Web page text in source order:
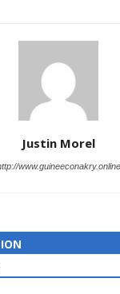
Justin Morel
www.guineeconakry.online